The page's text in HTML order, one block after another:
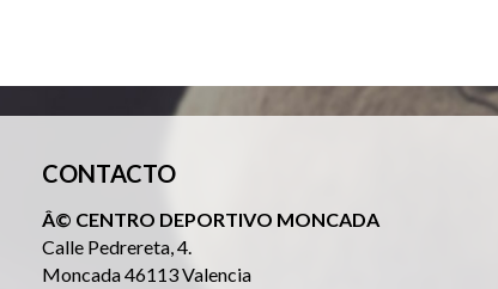
CONTACTO
Â© CENTRO DEPORTIVO MONCADA
Calle Pedrereta, 4.
Moncada 46113 Valencia